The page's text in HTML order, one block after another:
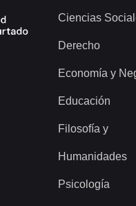
Ciencias
Derecho
Economía y
Educación
Filosofía y
Humanidades
Psicología